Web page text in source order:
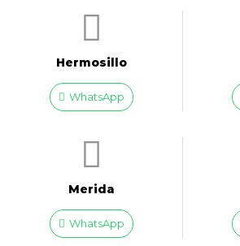
Hermosillo
WhatsApp
Merida
WhatsApp